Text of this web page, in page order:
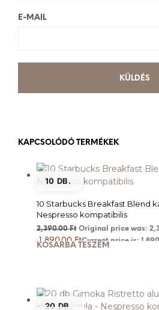
E-MAIL
KAPCSOLÓDÓ TERMÉKEK
10 DB.
10 Starbucks Breakfast Blend
Nespresso kompatibilis
2,390.00Ft Original price was:
1,890.00FtCurrent price is:
KOSÁRBA TESZEM
20 DB.